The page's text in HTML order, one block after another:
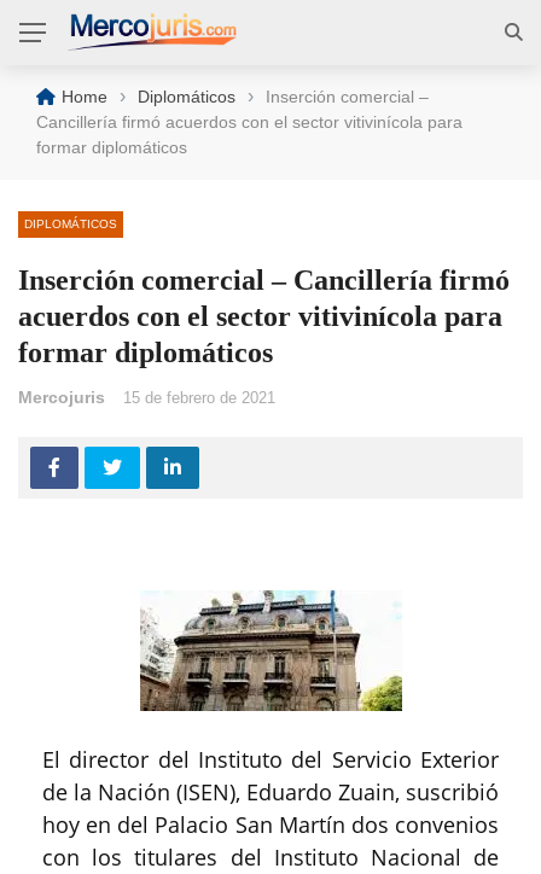
Home › Diplomáticos ›
Inserción comercial –
Cancillería firmó acuerdos con el sector vitivinícola para
formar diplomáticos
DIPLOMÁTICOS
Inserción comercial – Cancillería firmó
acuerdos con el sector vitivinícola para
formar diplomáticos
Mercojuris 15 de febrero de 2021
El director del Instituto del Servicio Exterior
de la Nación (ISEN), Eduardo Zuain, suscribió
hoy en del Palacio San Martín dos convenios
con los titulares del Instituto Nacional de